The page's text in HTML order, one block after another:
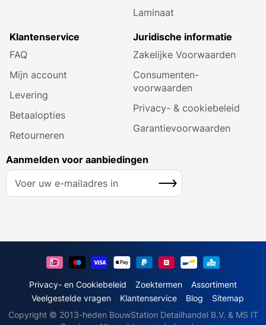
Laminaat
Klantenservice
FAQ
Mijn account
Levering
Betaalopties
Retourneren
Juridische informatie
Zakelijke Voorwaarden
Consumenten­
voorwaarden
Privacy- & cookiebeleid
Garantie­voorwaarden
Aanmelden voor aanbiedingen
A
e
o
Inschrijven
Privacy- en Cookiebeleid Zoektermen
Assortiment
Veelgestelde vragen
Klantenservice Blog
Sitemap
Copyright © 2013-heden BouwStation Detailhandel B.V. & MS IT